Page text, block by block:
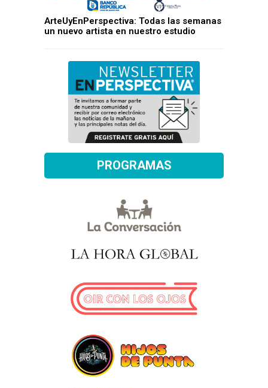
ArteUyEnPerspectiva: Todas las semanas
un nuevo artista en nuestro estudio
PROGRAMAS